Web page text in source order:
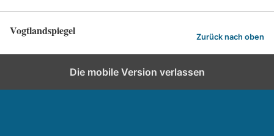
Vogtlandspiegel Zurück nach oben
Die mobile Version verlassen